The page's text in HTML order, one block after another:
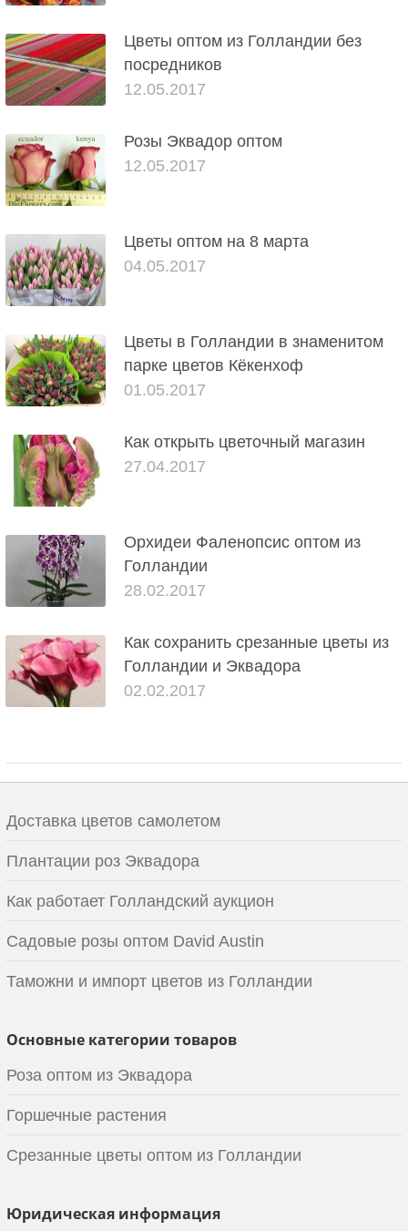
Цветы оптом из Голландии без
посредников
12.05.2017
Розы Эквадор оптом
12.05.2017
Цветы оптом на 8 марта
04.05.2017
Цветы в Голландии в знаменитом
парке цветов Кёкенхоф
01.05.2017
Как открыть цветочный магазин
27.04.2017
Орхидеи Фаленопсис оптом из
Голландии
28.02.2017
Как сохранить срезанные цветы из
Голландии и Эквадора
02.02.2017
Доставка цветов самолетом
Плантации роз Эквадора
Как работает Голландский аукцион
Садовые розы оптом David Austin
Таможни и импорт цветов из Голландии
Основные категории товаров
Роза оптом из Эквадора
Горшечные растения
Срезанные цветы оптом из Голландии
Юридическая информация